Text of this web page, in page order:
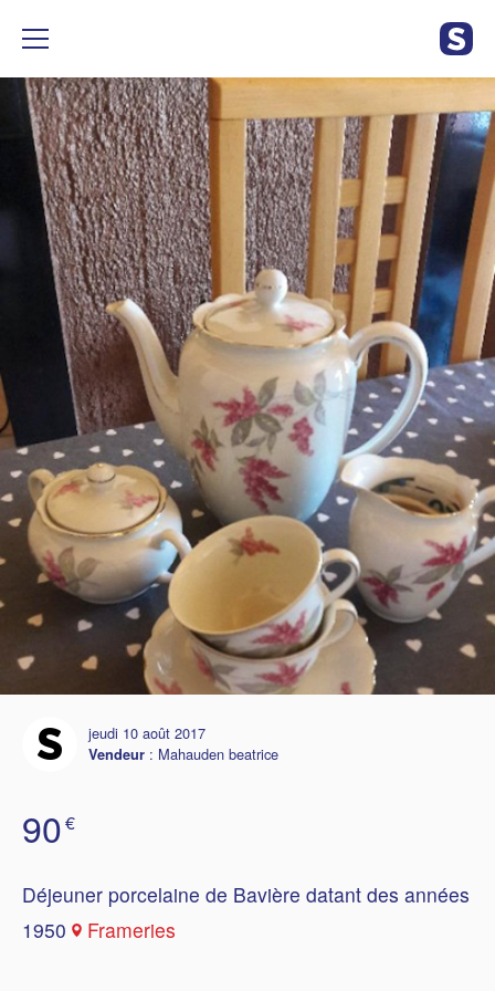
Déjeuner porcelaine de Bavière datant des années 1950
jeudi 10 août 2017
Vendeur : Mahauden beatrice
90€
Déjeuner porcelaine de Bavière datant des années
1950
Frameries